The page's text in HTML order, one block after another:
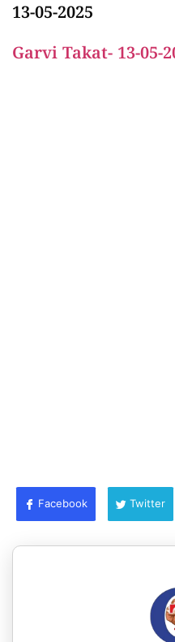
13-05-2025
Garvi Takat- 13-05-
Facebook Twitter